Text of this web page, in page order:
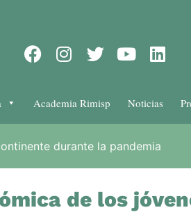
Academia Rimisp Noticias
durante la pandemia
de los